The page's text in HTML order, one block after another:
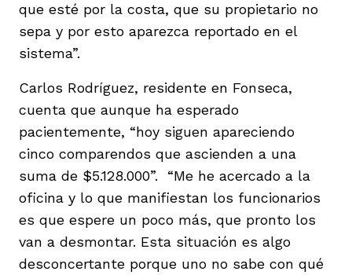
que esté por la costa, que su propietario no
sepa y por esto aparezca reportado en el
sistema”.
Carlos Rodríguez, residente en Fonseca,
cuenta que aunque ha esperado
pacientemente, “hoy siguen apareciendo
cinco comparendos que ascienden a una
suma de $5.128.000”. “Me he acercado a la
oficina y lo que manifiestan los funcionarios
es que espere un poco más, que pronto los
van a desmontar. Esta situación es algo
desconcertante porque uno no sabe con qué